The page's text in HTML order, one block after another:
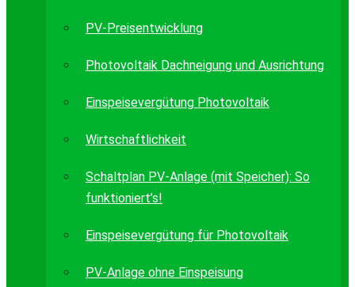
PV-Preisentwicklung
Photovoltaik Dachneigung und Ausrichtung
Einspeisevergütung Photovoltaik
Wirtschaftlichkeit
Schaltplan PV-Anlage (mit Speicher): So
funktioniert’s!
Einspeisevergütung für Photovoltaik
PV-Anlage ohne Einspeisung